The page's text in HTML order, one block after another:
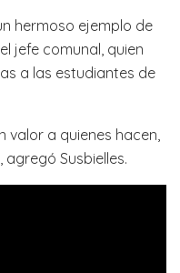
hermoso ejemplo de
jefe comunal, quien
a las estudiantes de
valor a quienes hacen,
Susbielles.